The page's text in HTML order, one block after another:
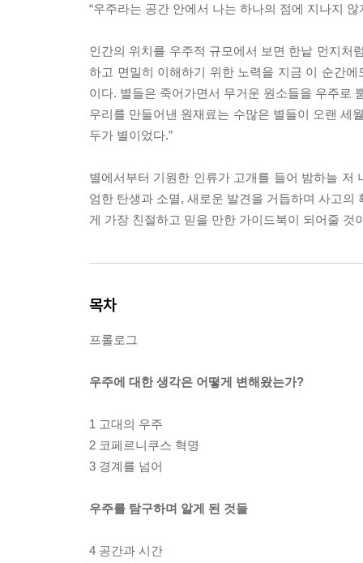
“우주라는 공간 안에서 나는 하나의 점에 지나지
인간의 위치를 우주적 규모에서 보면 한낱 먼지처
하고 면밀히 이해하기 위한 노력을 지금 이 순간
이다. 별들은 죽어가면서 무거운 원소들을 우주로
우리를 만들어낸 원재료는 수많은 별들이 오랜 세
두가 별이었다.”
별에서부터 기원한 인류가 고개를 들어 밤하늘
엄한 탄생과 소멸, 새로운 발견을 거듭하며 사고
게 가장 친절하고 믿을 만한 가이드북이 되어줄 것
목차
프롤로그
우주에 대한 생각은 어떻게 변해왔는가?
1 고대의 우주
2 코페르니쿠스 혁명
3 경계를 넘어
우주를 탐구하며 알게 된 것들
4 공간과 시간